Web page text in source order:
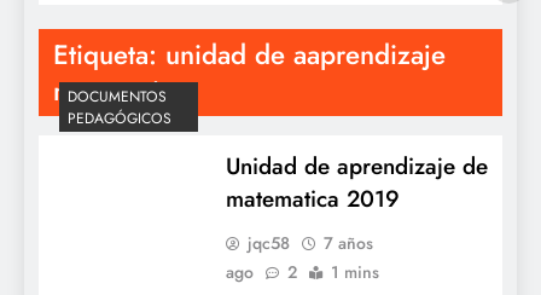
Etiqueta: unidad de aaprendizaje
matematica
DOCUMENTOS
PEDAGÓGICOS
Unidad de aprendizaje de
matematica 2019
jqc58
7 años
ago
2 1 mins